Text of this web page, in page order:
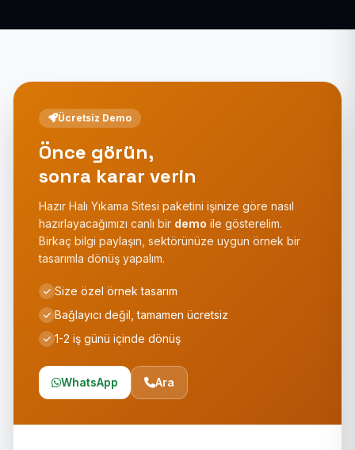
Ücretsiz Demo
Önce görün,
sonra karar verin
Hazır Halı Yıkama Sitesi paketini işinize göre nasıl
hazırlayacağımızı canlı bir demo ile gösterelim.
Birkaç bilgi paylaşın, sektörünüze uygun örnek bir
tasarımla dönüş yapalım.
Size özel örnek tasarım
Bağlayıcı değil, tamamen ücretsiz
1-2 iş günü içinde dönüş
WhatsApp Ara